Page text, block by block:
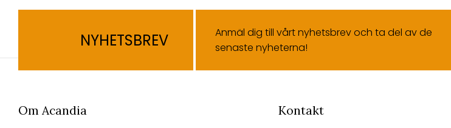
NYHETSBREV
Anmäl dig till vårt nyhetsbrev och ta del av de
senaste nyheterna!
Om Acandia Kontakt